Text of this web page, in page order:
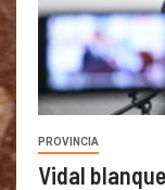
PROVINCIA
Vidal